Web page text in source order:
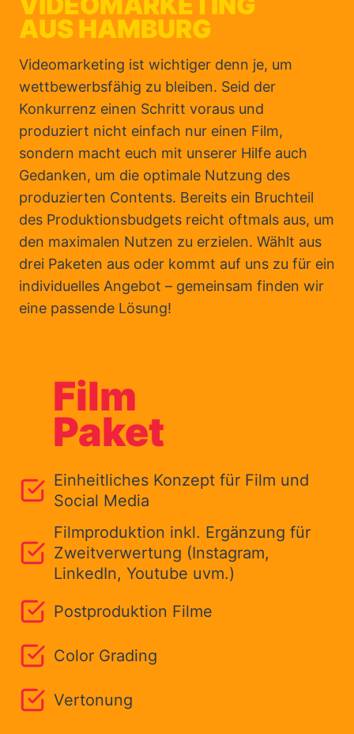
AUS HAMBURG
Videomarketing ist wichtiger denn je, um
wettbewerbsfähig zu bleiben. Seid der
Konkurrenz einen Schritt voraus und
produziert nicht einfach nur einen Film,
sondern macht euch mit unserer Hilfe auch
Gedanken, um die optimale Nutzung des
produzierten Contents. Bereits ein Bruchteil
des Produktionsbudgets reicht oftmals aus, um
den maximalen Nutzen zu erzielen. Wählt aus
drei Paketen aus oder kommt auf uns zu für ein
individuelles Angebot – gemeinsam finden wir
eine passende Lösung!
Film
Paket
Einheitliches Konzept für Film und
Social Media
Filmproduktion inkl. Ergänzung für
Zweitverwertung (Instagram,
LinkedIn, Youtube uvm.)
Postproduktion Filme
Color Grading
Vertonung